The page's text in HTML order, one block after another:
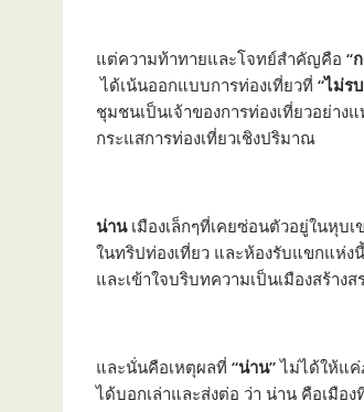
แต่ความท้าทายและโจทย์สำคัญคือ “
ได้เน้นออกแบบการท่องเที่ยวที่ “ไม่ร
ชุมชนเป็นเจ้าของการท่องเที่ยวอย่า
กระแสการท่องเที่ยวเชิงปริมาณ
น่านเมืองเล็กๆที่เคยซ่อนตัวอยู่ในหุบ
ในทริปท่องเที่ยว และห้องรับแขกแห่ง
และเข้าใจบริบทความเป็นเมืองสร้างส
และนั่นคือเหตุผลที่ “น่าน”ไม่ได้ให้แค่
ได้บอกเล่าและส่งต่อ ว่า น่าน คือเมือ